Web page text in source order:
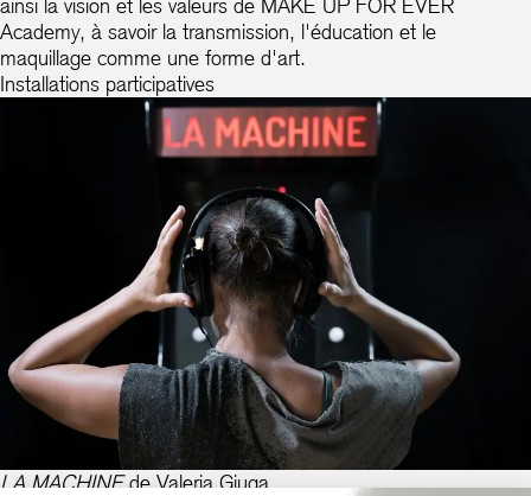
ainsi la vision et les valeurs de MAKE UP FOR EVER
Academy, à savoir la transmission, l'éducation et le
maquillage comme une forme d'art.
Installations participatives
LA MACHINEde Valeria Giuga